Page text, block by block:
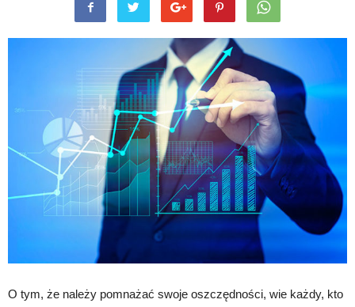
O tym, że należy pomnażać swoje oszczędności, wie każdy, kto